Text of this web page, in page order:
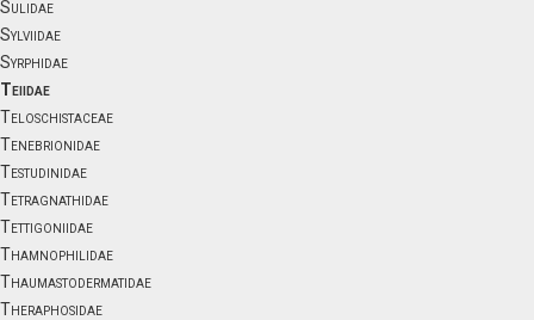
Sulidae
Sylviidae
Syrphidae
Teiidae
Teloschistaceae
Tenebrionidae
Testudinidae
Tetragnathidae
Tettigoniidae
Thamnophilidae
Thaumastodermatidae
Theraphosidae